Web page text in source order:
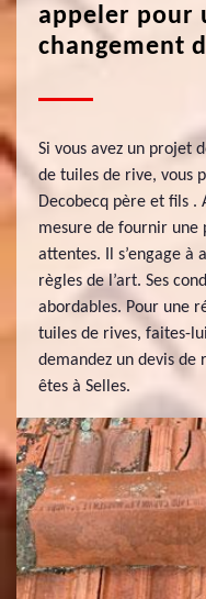
appeler pour
changement
Si vous avez un projet
de tuiles de rive, vous
Decobecq père et fils .
mesure de fournir une
attentes. Il s’engage à
règles de l’art. Ses
abordables. Pour une
tuiles de rives, faites-
demandez un devis de
êtes à Selles.